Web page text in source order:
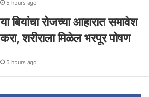
5 hours ago
या बियांचा रोजच्या आहारात समावेश
करा, शरीराला मिळेल भरपूर पोषण
5 hours ago